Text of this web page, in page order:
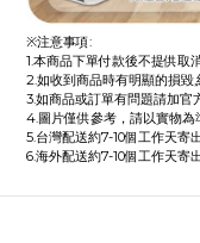
※注意事項:
1.本商品下單付款後不提供取
2.如收到商品時有明顯的損毀
3.如商品或訂單有問題請加
4.圖片僅供參考，請以實物為
5.台灣配送約7-10個工作天寄出
6.海外配送約7-10個工作天寄出